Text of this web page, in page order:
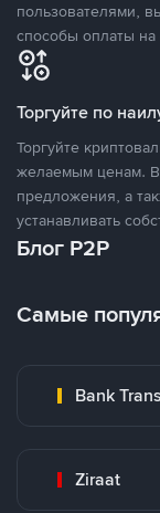
пользователями,
способы оплаты на
Торгуйте по
Торгуйте
желаемым ценам.
предложения, а
устанавливать
Блог P2P
Самые
Bank
Ziraat